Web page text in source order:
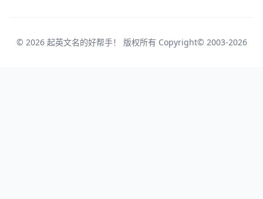
© 2026 起英文名的好帮手！ 版权所有 Copyright© 2003-2026